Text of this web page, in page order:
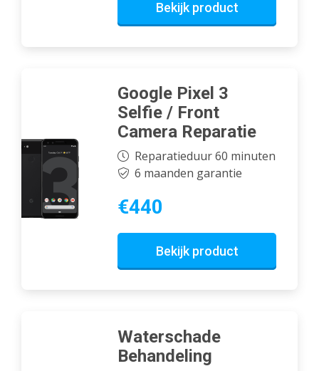
Bekijk product
Google Pixel 3
Selfie / Front
Camera Reparatie
Reparatieduur 60 minuten
6 maanden garantie
€440
Bekijk product
Waterschade
Behandeling